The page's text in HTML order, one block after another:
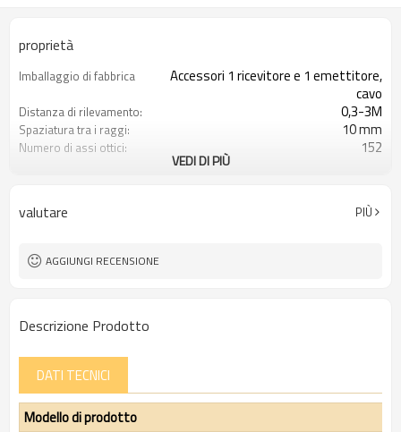
proprietà
Imballaggio di fabbrica
Accessori 1 ricevitore e 1 emettitore,
cavo
Distanza di rilevamento: 0,3-3M
Spaziatura tra i raggi: 10 mm
Numero di assi ottici: 152
Spina di interfaccia Dotato di connettore M8
VEDI DI PIÙ
valutare PIÙ
AGGIUNGI RECENSIONE
Descrizione Prodotto
DATI TECNICI
Modello di prodotto